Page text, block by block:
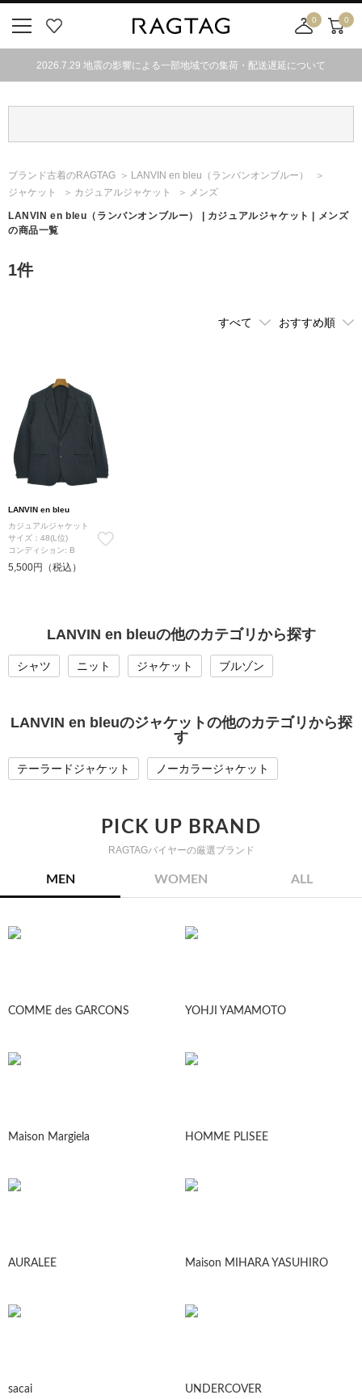
気
0
舗
カ
ト
0
2026.7.29 地震の影響による一部地域での集荷・配送遅延について
ブランド古着のRAGTAG LANVIN en bleu （ランバンオンブルー）
ジャケット
カジュアルジャケット メンズ
LANVIN en bleu （ランバンオンブルー）
| カジュアルジャケット | メンズ
の商品一覧
1件
LANVIN en bleu
カジュアルジャケット
サイズ：48(L位)
コンディション: B
5,500円（税込）
LANVIN en bleuの他のカテゴリから探す
シャツ ニット ジャケット ブルゾン
LANVIN en bleuのジャケットの他のカテゴリから探
す
テーラードジャケット ノーカラージャケット
PICK UP BRAND
RAGTAGバイヤーの厳選ブランド
MEN WOMEN ALL
COMME des GARCONS YOHJI YAMAMOTO
Maison Margiela HOMME PLISEE
AURALEE Maison MIHARA YASUHIRO
sacai UNDERCOVER